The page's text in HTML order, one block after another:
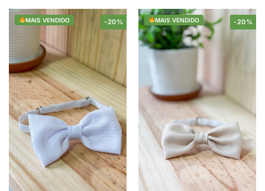
-20%
MAIS VENDIDO -20%
MAIS VENDIDO